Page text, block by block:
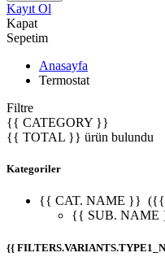
Kayıt Ol
Kapat
Sepetim
Anasayfa
Termostat
Filtre
{{ CATEGORY }}
{{ TOTAL }} ürün bulundu
Kategoriler
{{ CAT. NAME }} ({{
{{ SUB. NAME
{{